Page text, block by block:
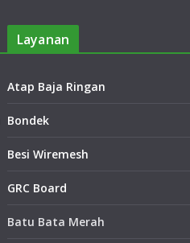
Layanan
Atap Baja Ringan
Bondek
Besi Wiremesh
GRC Board
Batu Bata Merah